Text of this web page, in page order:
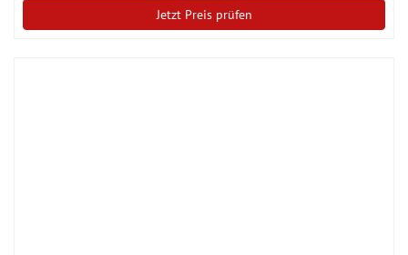
Jetzt Preis prüfen